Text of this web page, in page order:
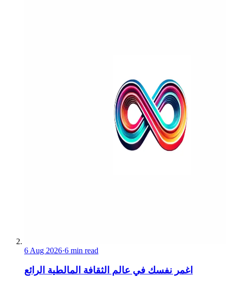
6 Aug 2026·6 min read
اغمر نفسك في عالم الثقافة المالطية الرائع